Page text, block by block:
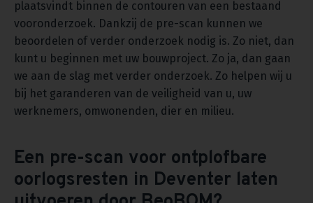
plaatsvindt binnen de contouren van een bestaand
vooronderzoek. Dankzij de pre-scan kunnen we
beoordelen of verder onderzoek nodig is. Zo niet, dan
kunt u beginnen met uw bouwproject. Zo ja, dan gaan
we aan de slag met verder onderzoek. Zo helpen wij u
bij het garanderen van de veiligheid van u, uw
werknemers, omwonenden, dier en milieu.
Een pre-scan voor ontplofbare
oorlogsresten in Deventer laten